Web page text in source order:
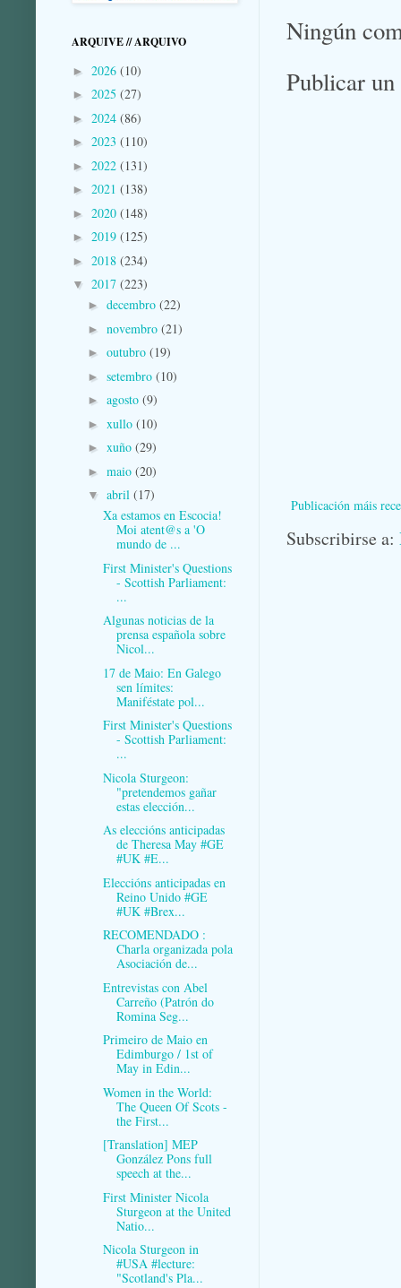
Ningún
Publicar
Publicación máis
Subscribirse a:
ARQUIVE // ARQUIVO
► 2026 (10)
► 2025 (27)
► 2024 (86)
► 2023 (110)
► 2022 (131)
► 2021 (138)
► 2020 (148)
► 2019 (125)
► 2018 (234)
▼ 2017 (223)
► decembro (22)
► novembro (21)
► outubro (19)
► setembro (10)
► agosto (9)
► xullo (10)
► xuño (29)
► maio (20)
▼ abril (17)
Xa estamos en Escocia!
Moi atent@s a 'O
mundo de ...
First Minister's Questions
- Scottish Parliament:
...
Algunas noticias de la
prensa española sobre
Nicol...
17 de Maio: En Galego
sen límites:
Maniféstate pol...
First Minister's Questions
- Scottish Parliament:
...
Nicola Sturgeon:
"pretendemos gañar
estas elección...
As eleccións anticipadas
de Theresa May #GE
#UK #E...
Eleccións anticipadas en
Reino Unido #GE
#UK #Brex...
RECOMENDADO :
Charla organizada pola
Asociación de...
Entrevistas con Abel
Carreño (Patrón do
Romina Seg...
Primeiro de Maio en
Edimburgo / 1st of
May in Edin...
Women in the World:
The Queen Of Scots -
the First...
[Translation] MEP
González Pons full
speech at the...
First Minister Nicola
Sturgeon at the United
Natio...
Nicola Sturgeon in
#USA #lecture:
"Scotland's Pla...